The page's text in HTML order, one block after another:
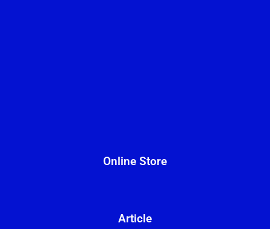
Online Store
Article